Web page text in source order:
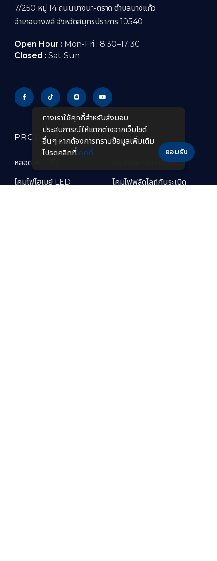
7/250 หมู่ 14 ถนนบางนา-ตราด ตำบลบางแก้ว
อำเภอบางพลี จังหวัดสมุทรปราการ 10540
Open Hour : Mon-Fri : 8:30–17:30
Closed : Sat-Sun
PRODUCTS
หลอดไฟ LED
โคมไฟไฮเบย์ LED
โคมไฟกันระเบิดแบบยาว
โคมไฟฟลัดไลท์กันระเบิด
ทางเราใช้คุกกี้สําหรับส่งมอบ
ประสบการณ์ให้แตกต่างจากเว็บไซต์
อื่นๆ หากต้องการทราบข้อมูลเพิ่มเติม
โปรดคลิกที่ คุกกี้ ยอมรับ